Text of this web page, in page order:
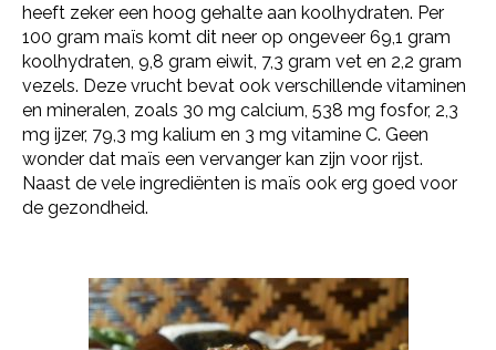
heeft zeker een hoog gehalte aan koolhydraten. Per
100 gram maïs komt dit neer op ongeveer 69,1 gram
koolhydraten, 9,8 gram eiwit, 7,3 gram vet en 2,2 gram
vezels. Deze vrucht bevat ook verschillende vitaminen
en mineralen, zoals 30 mg calcium, 538 mg fosfor, 2,3
mg ijzer, 79,3 mg kalium en 3 mg vitamine C. Geen
wonder dat maïs een vervanger kan zijn voor rijst.
Naast de vele ingrediënten is maïs ook erg goed voor
de gezondheid.